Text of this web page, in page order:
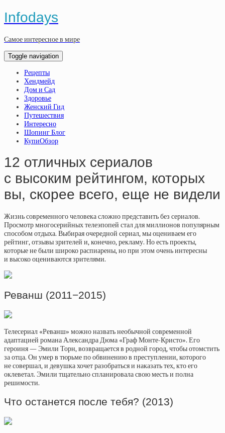
Infodays
Самое интересное в мире
Toggle navigation
Рецепты
Хендмейд
Дом и Сад
Здоровье
Женский Гид
Путешествия
Интересно
Шопинг Блог
КупиОбзор
12 отличных сериалов
с высоким рейтингом, которых
вы, скорее всего, еще не видели
Жизнь современного человека сложно представить без сериалов.
Просмотр многосерийных телеэпопей стал для миллионов популярным
способом отдыха. Выбирая очередной сериал, мы оцениваем его
рейтинг, отзывы зрителей и, конечно, рекламу. Но есть проекты,
которые не были широко распиарены, но при этом очень интересны
и высоко оцениваются зрителями.
Реванш (2011−2015)
Телесериал «Реванш» можно назвать необычной современной
адаптацией романа Александра Дюма «Граф Монте-Кристо». Его
героиня — Эмили Торн, возвращается в родной город, чтобы отомстить
за отца. Он умер в тюрьме по обвинению в преступлении, которого
не совершал, и девушка хочет разобраться и наказать тех, кто его
оклеветал. Эмили тщательно спланировала свою месть и полна
решимости.
Что останется после тебя? (2013)